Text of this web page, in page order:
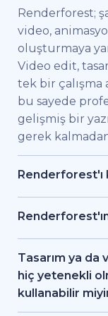
Renderforest;
video,
oluşturmaya
Video edit,
tek bir çalışma
bu sayede
gelişmiş bir
gerek
Renderforest'ı
Renderforest
isteyen
çalışan
Renderforest
tutmadan
Renderforest
modellerini
Kullanıcılar bu
görüntülerden
Tasarım ya da
hiç yetenekli
kullanabilir
Evet.